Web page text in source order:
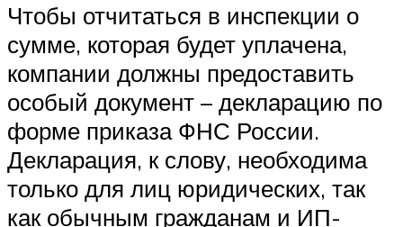
Чтобы отчитаться в инспекции о
сумме, которая будет уплачена,
компании должны предоставить
особый документ – декларацию по
форме приказа ФНС России.
Декларация, к слову, необходима
только для лиц юридических, так
как обычным гражданам и ИП-